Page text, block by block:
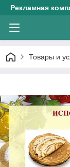
Рекламная
Товары и